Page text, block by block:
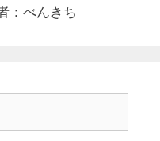
べんきち